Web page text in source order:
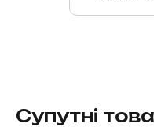
Супутні